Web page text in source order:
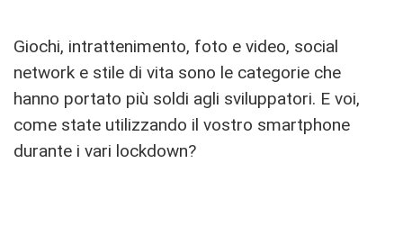
Giochi, intrattenimento, foto e video, social
network e stile di vita sono le categorie che
hanno portato più soldi agli sviluppatori. E voi,
come state utilizzando il vostro smartphone
durante i vari lockdown?